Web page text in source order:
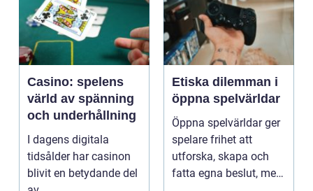
Casino: spelens
värld av spänning
och underhållning
I dagens digitala
tidsålder har casinon
blivit en betydande del
Etiska dilemman i
öppna spelvärldar
Öppna spelvärldar ger
spelare frihet att
utforska, skapa och
fatta egna beslut, men